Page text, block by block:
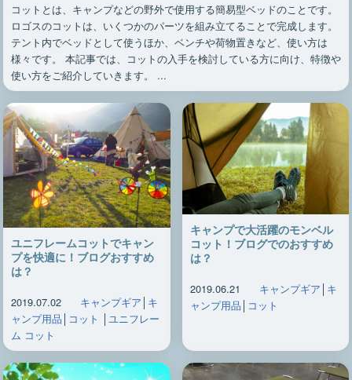
コットとは、キャンプなどの野外で使用する簡易型ベッドのことです。
ロゴスのコットは、いくつかのパーツを組み立てることで完成します。
テント内でベッドとして使うほか、ベンチや荷物置きなど、使い方は
様々です。 本記事では、コットの入手を検討している方に向け、特徴や
使い方をご紹介していきます。 ...
ユニフレームコットでキャン
プを快適に！ブログおすすめ
は？
2019.07.02 キャンプギア キ
ャンプ用品 コット
ユニフレー
ム コット
キャンプで大活躍のモンベル
コット！ブログでのおすすめ
は？
2019.06.21 キャンプギア │ キ
ャンプ用品 │ コット